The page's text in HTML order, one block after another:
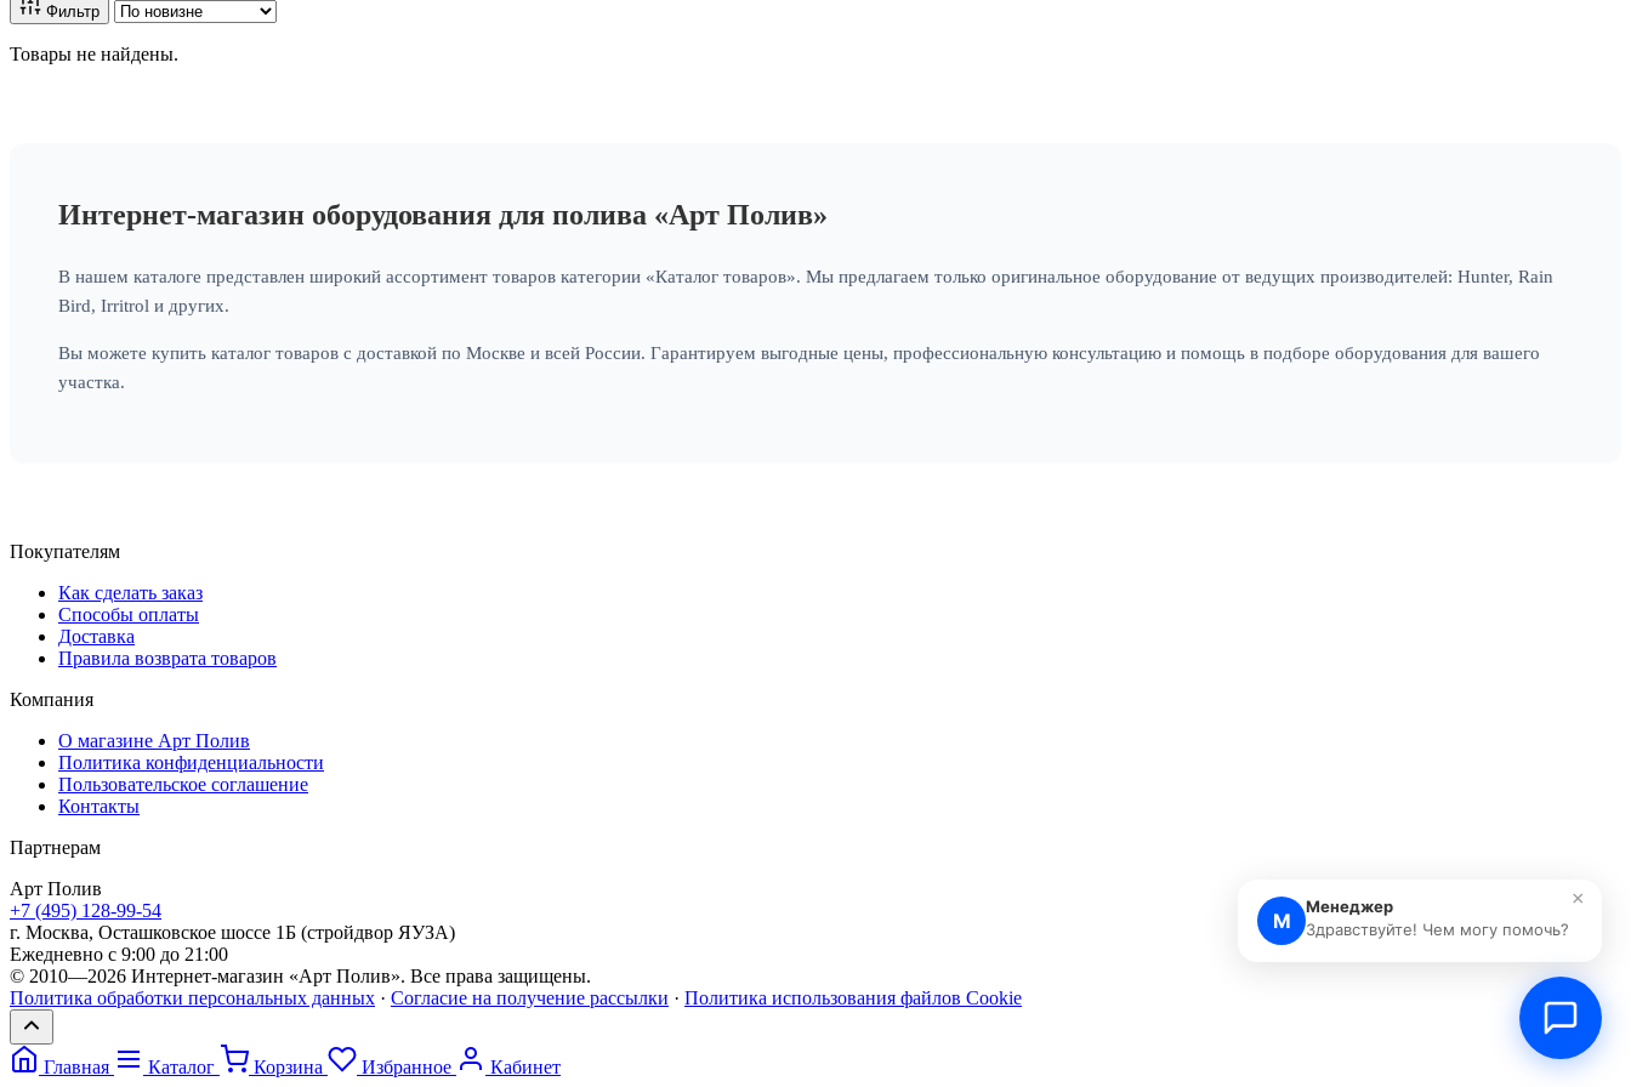
Фильтр
Товары не найдены.
Интернет-магазин оборудования для полива «Арт Полив»
В нашем каталоге представлен широкий ассортимент товаров категории «Каталог товаров». Мы предлагаем только оригинальное оборудование от ведущих производителей: Hunter, Rain
Bird, Irritrol и других.
Вы можете купить каталог товаров с доставкой по Москве и всей России. Гарантируем выгодные цены, профессиональную консультацию и помощь в подборе оборудования для вашего
участка.
Покупателям
Как сделать заказ
Способы оплаты
Доставка
Правила возврата товаров
Компания
О магазине Арт Полив
Политика конфиденциальности
Пользовательское соглашение
Контакты
Партнерам
Арт Полив
+7 (495) 128-99-54
г. Москва, Осташковское шоссе 1Б (стройдвор ЯУЗА)
Ежедневно с 9:00 до 21:00
© 2010—2026 Интернет-магазин «Арт Полив». Все права защищены.
Политика обработки персональных данных · Согласие на получение рассылки · Политика использования файлов Cookie
М
Менеджер
Здравствуйте! Чем могу помочь?
×
Главная Каталог Корзина Избранное Кабинет